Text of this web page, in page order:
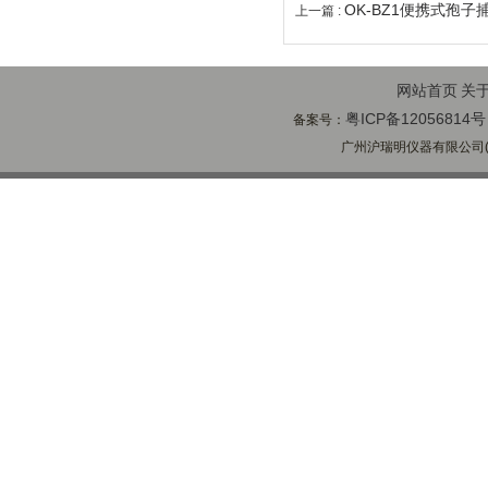
上一篇 : OK-BZ1便携式孢子
网站首页 关
备案号： 粤ICP备12056814号
广州沪瑞明仪器有限公